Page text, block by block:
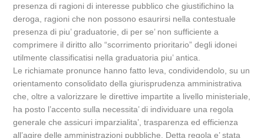
presenza di ragioni di interesse pubblico che giustifichino la
deroga, ragioni che non possono esaurirsi nella contestuale
presenza di piu’ graduatorie, di per se’ non sufficiente a
comprimere il diritto allo “scorrimento prioritario” degli idonei
utilmente classificatisi nella graduatoria piu’ antica.
Le richiamate pronunce hanno fatto leva, condividendolo, su un
orientamento consolidato della giurisprudenza amministrativa
che, oltre a valorizzare le direttive impartite a livello ministeriale,
ha posto l’accento sulla necessita’ di individuare una regola
generale che assicuri imparzialita’, trasparenza ed efficienza
all’agire delle amministrazioni pubbliche. Detta regola e’ stata